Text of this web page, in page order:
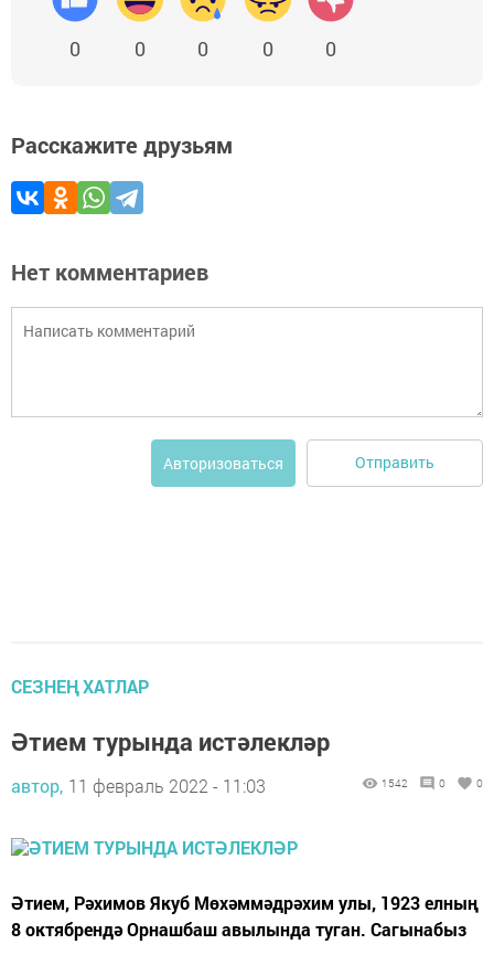
0 0 0 0 0
Расскажите друзьям
Нет комментариев
Авторизоваться Отправить
СЕЗНЕҢ ХАТЛАР
Әтием турында истәлекләр
автор, 11 февраль 2022 - 11:03 1542 0 0
Әтием, Рәхимов Якуб Мөхәммәдрәхим улы, 1923 елның
8 октябрендә Орнашбаш авылында туган. Сагынабыз